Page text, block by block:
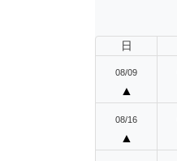
日
08/09
▲
08/16
▲